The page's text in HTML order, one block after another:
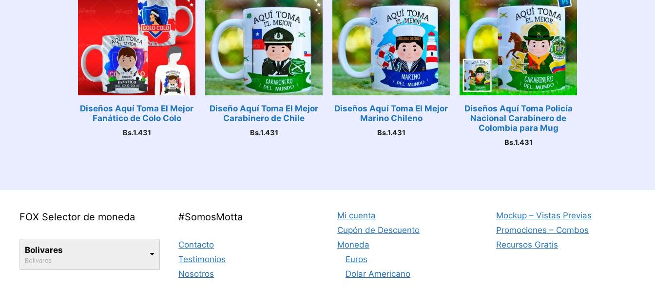
Diseños Aquí Toma El Mejor
Fanático de Colo Colo
Bs.1.431
Diseño Aquí Toma El Mejor
Carabinero de Chile
Bs.1.431
Diseños Aquí Toma El Mejor
Marino Chileno
Bs.1.431
Diseños Aquí Toma Policía
Nacional Carabinero de
Colombia para Mug
Bs.1.431
FOX Selector de moneda
Bolivares
Bolivares
#SomosMotta
Contacto
Testimonios
Nosotros
Mi cuenta
Cupón de Descuento
Moneda
Euros
Dolar Americano
Mockup – Vistas Previas
Promociones – Combos
Recursos Gratis